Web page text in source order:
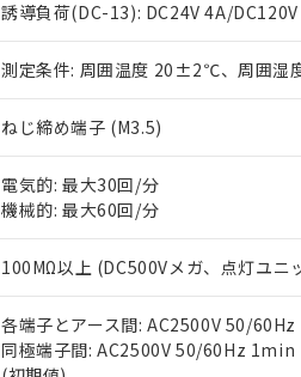
誘導負荷(DC-13): DC24V 4A/
測定条件: 周囲温度 20±2℃、周囲
ねじ締め端子 (M3.5)
電気的: 最大30回/分
機械的: 最大60回/分
100MΩ以上 (DC500Vメガ、点灯ユニ
各端子とアース間: AC2500V 50/
同極端子間: AC2500V 50/60Hz 1min
い。
正式な納期状況および標準
当社販売員にご相談くださ
オムロン制御機器販売店や
在庫状況および標準価格結
す。
ている必要があります。
お客様が当ウェブサイト上
が、当社の製品・サービス
さい。
※当社の共同利用者とは、"
いる法人を指します。
※2 対応予定月
部品在庫の切り替え状況などによ
※3 非含有証明書ダウンロード
下記の非含有証明書をダウンロー
EU RoHS指令（10物質）の非含有
51物質の非含有証明書（当社基準
※本証明書は発行日時点で非含有
DBP(フタル酸ジブチル) : 1000ppm、
※2 環境保護使用期限
「ｅ」：有害物質（10物質）のす
「10」：通常の使用状況下におい
味します。
「－」：未確認です。当社販売部
当社は貴社製品を、核兵器
置等に一切使用いたしませ
当社は、貴社製品を第三者
また当社は、販売先および
たしません。
○ 一定数以上の在庫あり
△ 一定数には満たないが在
－
在庫なし(最新の在庫状
機器販売店・当社販売
空
白
受注生産機種、また在